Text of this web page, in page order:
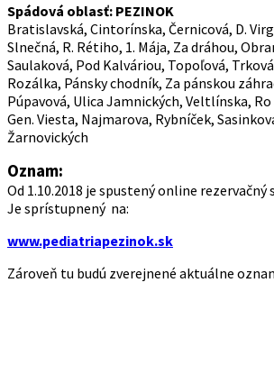
Spádová oblasť: PEZINOK
Bratislavská, Cintorínska, Černicová, D.
Slnečná, R. Rétiho, 1. Mája, Za dráhou,
Saulaková, Pod Kalváriou, Topoľová,
Rozálka, Pánsky chodník, Za pánskou
Púpavová, Ulica Jamnických, Veltlínska, Ro
Gen. Viesta, Najmarova, Rybníček,
Žarnovických
Oznam:
Od 1.10.2018 je spustený online rezervačný
Je sprístupnený na:
www.pediatriapezinok.sk
Zároveň tu budú zverejnené aktuálne